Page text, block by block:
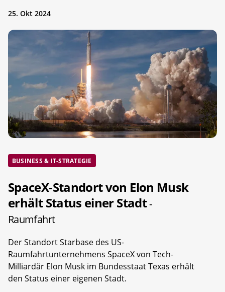
25. Okt 2024
BUSINESS & IT-STRATEGIE
SpaceX-Standort von Elon Musk
erhält Status einer Stadt-
Raumfahrt
Der Standort Starbase des US-
Raumfahrtunternehmens SpaceX von Tech-
Milliardär Elon Musk im Bundesstaat Texas erhält
den Status einer eigenen Stadt.